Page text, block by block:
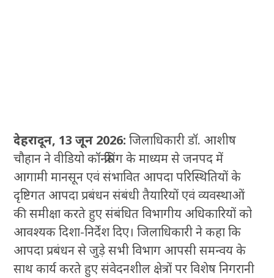
देहरादून, 13 जून 2026: जिलाधिकारी डॉ. आशीष
चौहान ने वीडियो कॉन्फ्रेंसिंग के माध्यम से जनपद में
आगामी मानसून एवं संभावित आपदा परिस्थितियों के
दृष्टिगत आपदा प्रबंधन संबंधी तैयारियों एवं व्यवस्थाओं
की समीक्षा करते हुए संबंधित विभागीय अधिकारियों को
आवश्यक दिशा-निर्देश दिए। जिलाधिकारी ने कहा कि
आपदा प्रबंधन से जुड़े सभी विभाग आपसी समन्वय के
साथ कार्य करते हुए संवेदनशील क्षेत्रों पर विशेष निगरानी